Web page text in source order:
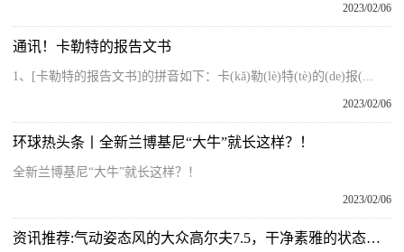
2023/02/06
通讯！卡勒特的报告文书
1、[卡勒特的报告文书]的拼音如下：卡(kǎ)勒(lè)特(tè)的(de)报(...
2023/02/06
环球热头条丨全新兰博基尼“大牛”就长这样？！
全新兰博基尼“大牛”就长这样？！
2023/02/06
资讯推荐:气动姿态风的大众高尔夫7.5，干净素雅的状态恰到好处